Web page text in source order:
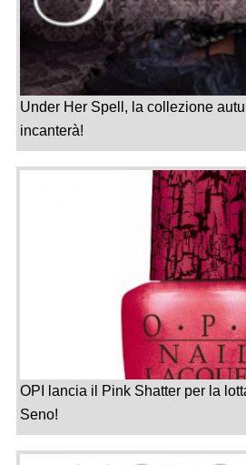
Under Her Spell, la collezione
incanterà!
OPI lancia il Pink Shatter per la
Seno!